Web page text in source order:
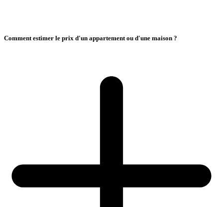
Comment estimer le prix d'un appartement ou d'une maison ?